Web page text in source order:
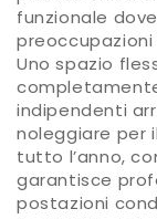
funzionale
Uno spazio
indipendenti
noleggiare per
tutto l’anno,
garantisce
postazioni